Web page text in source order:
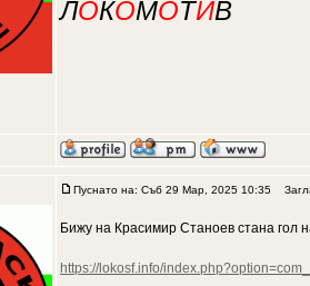
ЛОКОМОТИВ
Пуснато на: Съб 29 Мар, 2025 10:35
Бижу на Красимир Станоев стана гол
https://lokosf.info/